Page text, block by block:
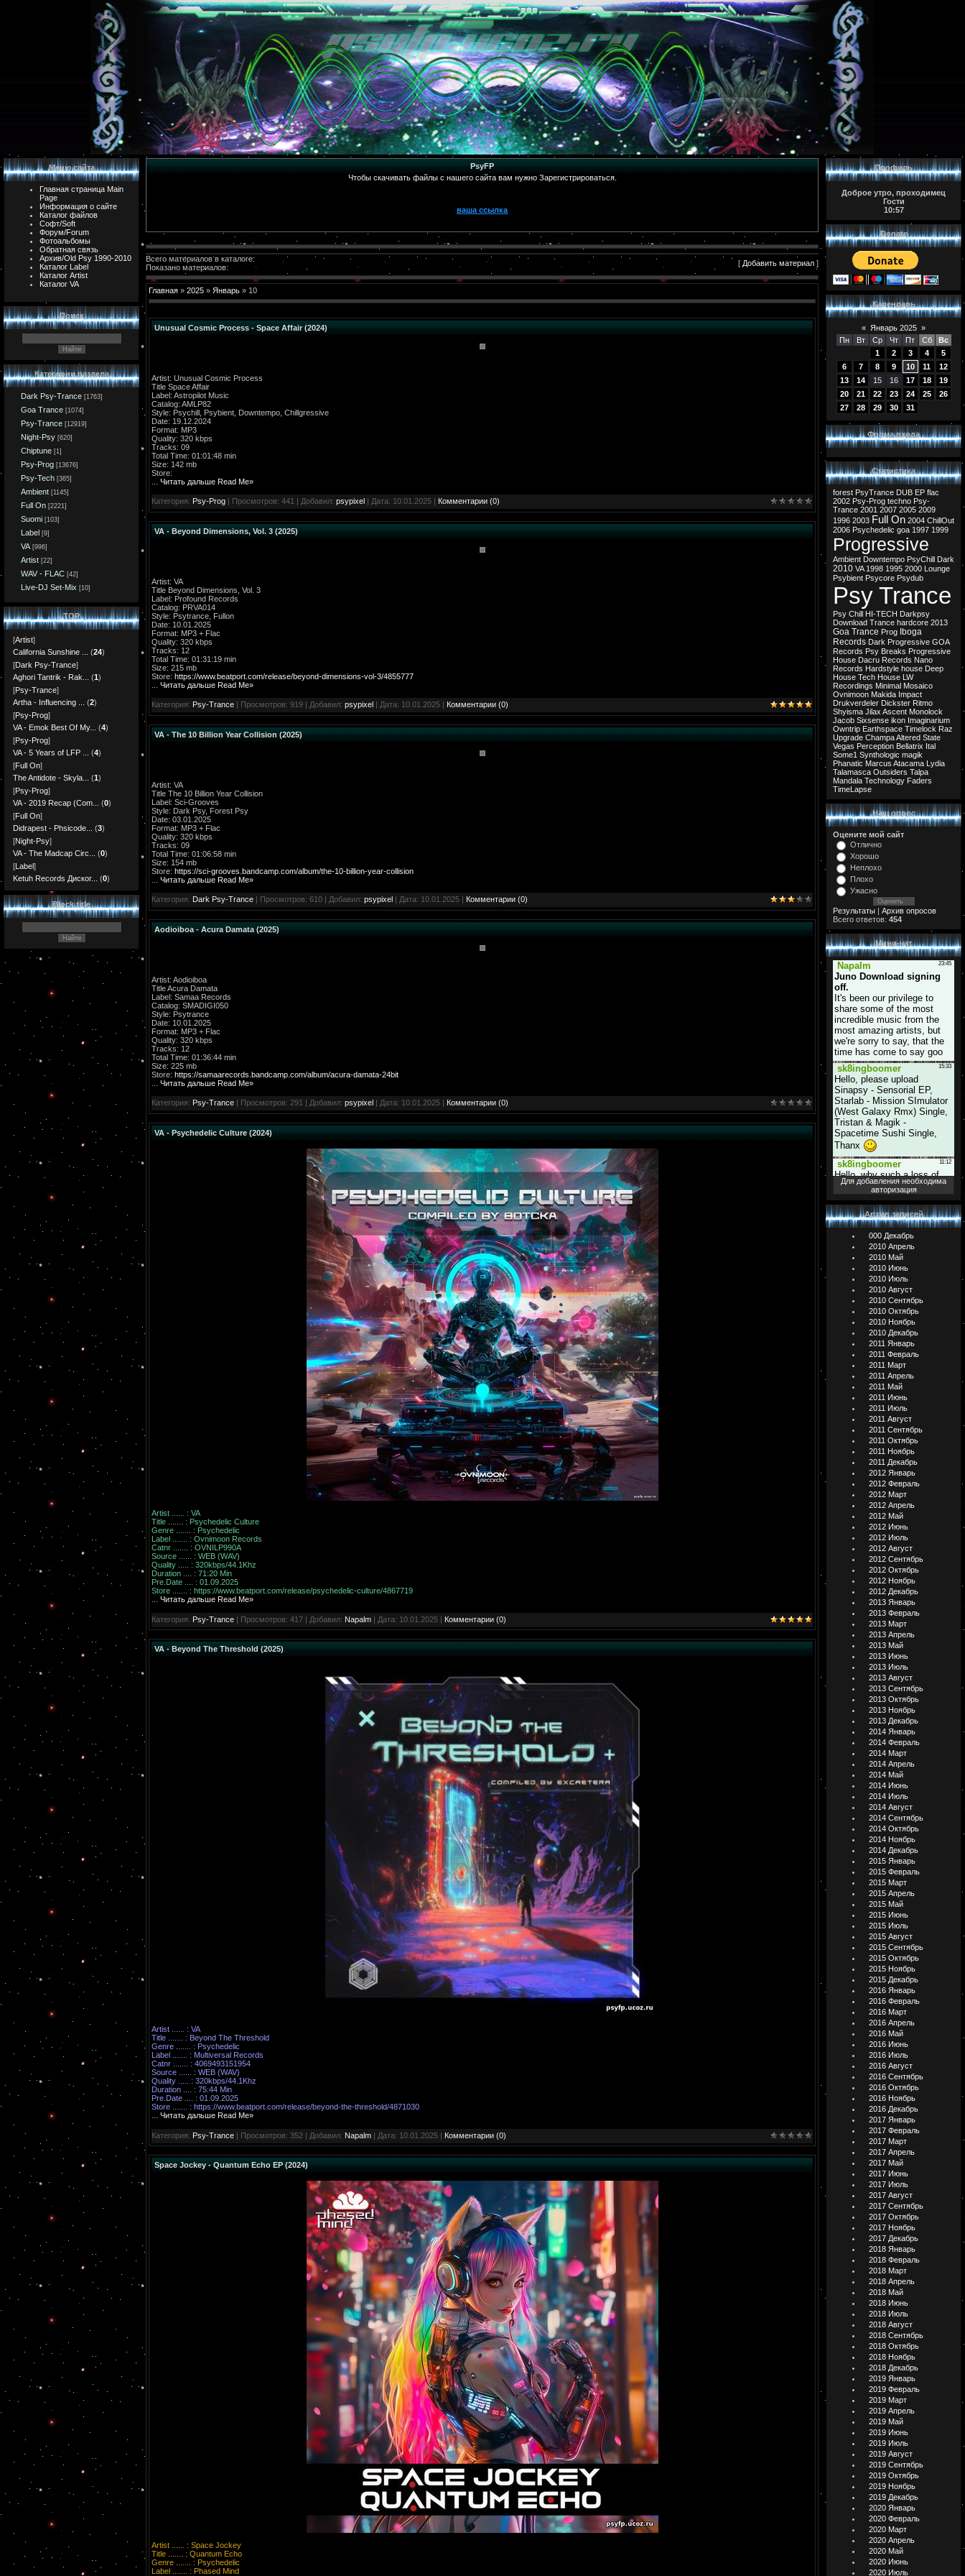
Меню сайта
Главная страница Main
Page
Информация о сайте
Каталог файлов
Софт/Soft
Форум/Forum
Фотоальбомы
Обратная связь
Архив/Old Psy 1990-2010
Каталог Label
Каталог Artist
Каталог VA
Поиск
Категории раздела
Dark Psy-Trance [1763]
Goa Trance [1074]
Psy-Trance [12919]
Night-Psy [620]
Chiptune [1]
Psy-Prog [13676]
Psy-Tech [365]
Ambient [1145]
Full On [2221]
Suomi [103]
Label [9]
VA [996]
Artist [22]
WAV - FLAC [42]
Live-DJ Set-Mix [10]
TOP
[Artist]
California Sunshine ...
(24)
[Dark Psy-Trance]
Aghori Tantrik - Rak...
(1)
[Psy-Trance]
Artha - Influencing ...
(2)
[Psy-Prog]
VA - Emok Best Of My...
(4)
[Psy-Prog]
VA - 5 Years of LFP ...
(4)
[Full On]
The Antidote - Skyla...
(1)
[Psy-Prog]
VA - 2019 Recap (Com...
(0)
[Full On]
Didrapest - Phsicode...
(3)
[Night-Psy]
VA - The Madcap Circ...
(0)
[Label]
Ketuh Records Диског...
(0)
Block title
PsyFP
Чтобы скачивать файлы с нашего сайта вам нужно Зарегистрироваться.
ваша ссылка
Всего материалов в каталоге:
Показано материалов:
[ Добавить материал ]
Главная » 2025 » Январь » 10
Unusual Cosmic Process - Space Affair (2024)
Artist: Unusual Cosmic Process
Title Space Affair
Label: Astropilot Music
Catalog: AMLP82
Style: Psychill, Psybient, Downtempo, Chillgressive
Date: 19.12.2024
Format: MP3
Quality: 320 kbps
Tracks: 09
Total Time: 01:01:48 min
Size: 142 mb
Store:
Читать дальше Read Me»
Категория: Psy-Prog | Просмотров: 441 | Добавил: psypixel | Дата: 10.01.2025 Комментарии (0)
VA - Beyond Dimensions, Vol. 3 (2025)
Artist: VA
Title Beyond Dimensions, Vol. 3
Label: Profound Records
Catalog: PRVA014
Style: Psytrance, Fullon
Date: 10.01.2025
Format: MP3 + Flac
Quality: 320 kbps
Tracks: 12
Total Time: 01:31:19 min
Size: 215 mb
Store: https://www.beatport.com/release/beyond-dimensions-vol-3/4855777
Читать дальше Read Me»
Категория: Psy-Trance | Просмотров: 919 | Добавил: psypixel | Дата: 10.01.2025 Комментарии (0)
VA - The 10 Billion Year Collision (2025)
Artist: VA
Title The 10 Billion Year Collision
Label: Sci-Grooves
Style: Dark Psy, Forest Psy
Date: 03.01.2025
Format: MP3 + Flac
Quality: 320 kbps
Tracks: 09
Total Time: 01:06:58 min
Size: 154 mb
Store: https://sci-grooves.bandcamp.com/album/the-10-billion-year-collision
Читать дальше Read Me»
Категория: Dark Psy-Trance | Просмотров: 610 | Добавил: psypixel | Дата: 10.01.2025 Комментарии (0)
Aodioiboa - Acura Damata (2025)
Artist: Aodioiboa
Title Acura Damata
Label: Samaa Records
Catalog: SMADIGI050
Style: Psytrance
Date: 10.01.2025
Format: MP3 + Flac
Quality: 320 kbps
Tracks: 12
Total Time: 01:36:44 min
Size: 225 mb
Store: https://samaarecords.bandcamp.com/album/acura-damata-24bit
Читать дальше Read Me»
Категория: Psy-Trance | Просмотров: 291 | Добавил: psypixel | Дата: 10.01.2025 Комментарии (0)
VA - Psychedelic Culture (2024)
Artist ...... : VA
Title ....... : Psychedelic Culture
Genre ....... : Psychedelic
Label ....... : Ovnimoon Records
Catnr ....... : OVNILP990A
Source ...... : WEB (WAV)
Quality ..... : 320kbps/44.1Khz
Duration .... : 71:20 Min
Pre.Date .... : 01.09.2025
Store ....... : https://www.beatport.com/release/psychedelic-culture/4867719
Читать дальше Read Me»
Категория: Psy-Trance | Просмотров: 417 | Добавил: Napalm | Дата: 10.01.2025 | Комментарии (0)
VA - Beyond The Threshold (2025)
Artist ...... : VA
Title ....... : Beyond The Threshold
Genre ....... : Psychedelic
Label ....... : Multiversal Records
Catnr ....... : 4069493151954
Source ...... : WEB (WAV)
Quality ..... : 320kbps/44.1Khz
Duration .... : 75:44 Min
Pre.Date .... : 01.09.2025
Store ....... : https://www.beatport.com/release/beyond-the-threshold/4871030
Читать дальше Read Me»
Категория: Psy-Trance | Просмотров: 352 | Добавил: Napalm | Дата: 10.01.2025 | Комментарии (0)
Space Jockey - Quantum Echo EP (2024)
Artist ...... : Space Jockey
Title ....... : Quantum Echo
Genre ....... : Psychedelic
Label ....... : Phased Mind
Профиль
Доброе утро, проходимец
Гости
10:57
Donate
Календарь
« Январь 2025 »
Пн
Вт Ср Чт Пт Сб
Вс
1
2 3 4
5
6
7 8 9 10 11
12
13
14 15 16 17 18
19
20
21 22 23 24 25
26
27
28 29 30 31
Форма входа
Статистика
forest PsyTrance DUB EP flac
2002 Psy-Prog techno Psy-
Trance 2001 2007 2005 2009
1996 2003 Full On 2004 ChillOut
2006 Psychedelic goa 1997 1999
Progressive
Ambient Downtempo PsyChill Dark
2010 VA 1998 1995 2000 Lounge
Psybient Psycore Psydub
Psy Trance
Psy Chill HI-TECH Darkpsy
Download Trance hardcore 2013
Goa Trance Prog Iboga
Records Dark Progressive GOA
Records Psy Breaks Progressive
House Dacru Records Nano
Records Hardstyle house Deep
House Tech House LW
Recordings Minimal Mosaico
Ovnimoon Makida Impact
Drukverdeler Dickster Ritmo
Shyisma Jilax Ascent Monolock
Jacob Sixsense ikon Imaginarium
Owntrip Earthspace Timelock Raz
Upgrade ChampaAltered State
Vegas Perception Bellatrix Ital
Some1 Synthologic magik
Phanatic Marcus Atacama Lydia
Talamasca Outsiders Talpa
Mandala Technology Faders
TimeLapse
Наш опрос
Оцените мой сайт
Отлично
Хорошо
Неплохо
Плохо
Ужасно
Результаты | Архив опросов
Всего ответов: 454
Мини-чат
Для добавления необходима
авторизация
Архив записей
000 Декабрь
2010 Апрель
2010 Май
2010 Июнь
2010 Июль
2010 Август
2010 Сентябрь
2010 Октябрь
2010 Ноябрь
2010 Декабрь
2011 Январь
2011 Февраль
2011 Март
2011 Апрель
2011 Май
2011 Июнь
2011 Июль
2011 Август
2011 Сентябрь
2011 Октябрь
2011 Ноябрь
2011 Декабрь
2012 Январь
2012 Февраль
2012 Март
2012 Апрель
2012 Май
2012 Июнь
2012 Июль
2012 Август
2012 Сентябрь
2012 Октябрь
2012 Ноябрь
2012 Декабрь
2013 Январь
2013 Февраль
2013 Март
2013 Апрель
2013 Май
2013 Июнь
2013 Июль
2013 Август
2013 Сентябрь
2013 Октябрь
2013 Ноябрь
2013 Декабрь
2014 Январь
2014 Февраль
2014 Март
2014 Апрель
2014 Май
2014 Июнь
2014 Июль
2014 Август
2014 Сентябрь
2014 Октябрь
2014 Ноябрь
2014 Декабрь
2015 Январь
2015 Февраль
2015 Март
2015 Апрель
2015 Май
2015 Июнь
2015 Июль
2015 Август
2015 Сентябрь
2015 Октябрь
2015 Ноябрь
2015 Декабрь
2016 Январь
2016 Февраль
2016 Март
2016 Апрель
2016 Май
2016 Июнь
2016 Июль
2016 Август
2016 Сентябрь
2016 Октябрь
2016 Ноябрь
2016 Декабрь
2017 Январь
2017 Февраль
2017 Март
2017 Апрель
2017 Май
2017 Июнь
2017 Июль
2017 Август
2017 Сентябрь
2017 Октябрь
2017 Ноябрь
2017 Декабрь
2018 Январь
2018 Февраль
2018 Март
2018 Апрель
2018 Май
2018 Июнь
2018 Июль
2018 Август
2018 Сентябрь
2018 Октябрь
2018 Ноябрь
2018 Декабрь
2019 Январь
2019 Февраль
2019 Март
2019 Апрель
2019 Май
2019 Июнь
2019 Июль
2019 Август
2019 Сентябрь
2019 Октябрь
2019 Ноябрь
2019 Декабрь
2020 Январь
2020 Февраль
2020 Март
2020 Апрель
2020 Май
2020 Июнь
2020 Июль